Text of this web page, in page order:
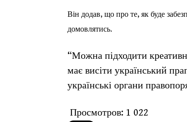
Він додав, що про те, як буде
домовлятись.
“Можна підходити
має висіти український
українські органи
Просмотров: 1 022